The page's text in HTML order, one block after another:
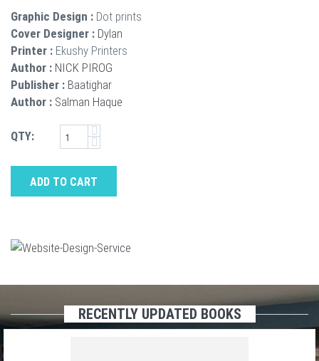
Graphic Design : Dot prints
Cover Designer : Dylan
Printer : Ekushy Printers
Author : NICK PIROG
Publisher : Baatighar
Author : Salman Haque
QTY:
ADD TO CART
RECENTLY UPDATED BOOKS